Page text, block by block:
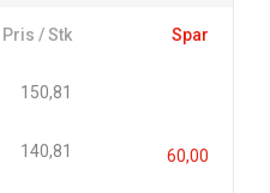
Pris / Stk Spar
150,81
140,81 60,00